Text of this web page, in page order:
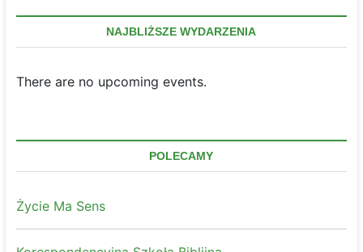
NAJBLIŻSZE WYDARZENIA
There are no upcoming events.
POLECAMY
Życie Ma Sens